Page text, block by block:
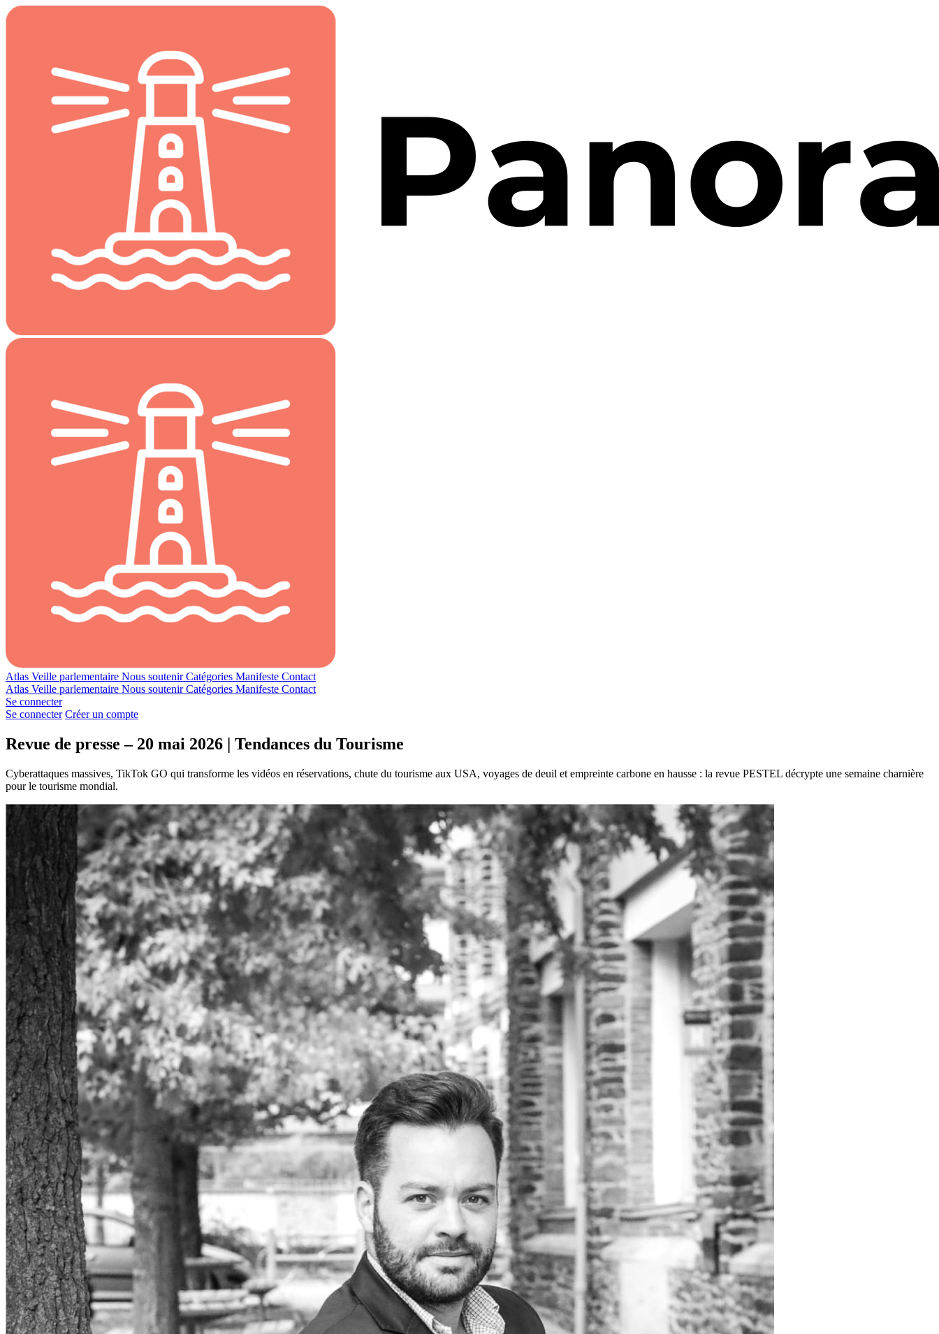
Atlas Veille parlementaire Nous soutenirCatégories Manifeste Contact
Atlas Veille parlementaire Nous soutenirCatégories Manifeste Contact
Se connecter
Se connecter Créer un compte
Revue de presse – 20 mai 2026 | Tendances du Tourisme
Cyberattaques massives, TikTok GO qui transforme les vidéos en réservations, chute du tourisme aux USA, voyages de deuil et empreinte carbone en hausse : la revue PESTEL décrypte une semaine charnière
pour le tourisme mondial.